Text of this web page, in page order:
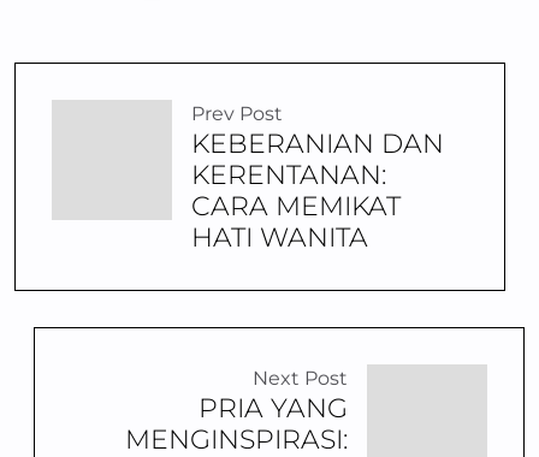
Prev Post
KEBERANIAN DAN
KERENTANAN:
CARA MEMIKAT
HATI WANITA
Next Post
PRIA YANG
MENGINSPIRASI: